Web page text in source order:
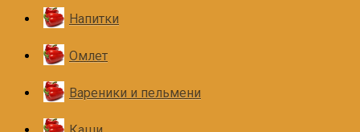
Напитки
Омлет
Вареники и пельмени